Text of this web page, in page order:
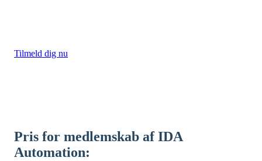
Tilmeld dig nu
Pris for medlemskab af IDA
Automation: